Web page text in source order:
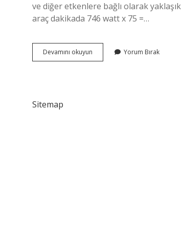
ve diğer etkenlere bağlı olarak
araç dakikada 746 watt x 75 =…
Devamını okuyun
Insan
Yorum Bırak
Sitemap